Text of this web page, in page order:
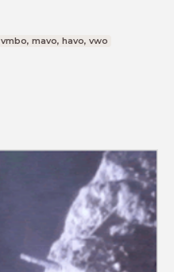
vmbo, mavo, havo, vwo